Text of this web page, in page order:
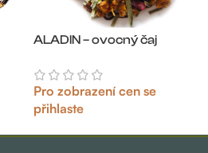
ALADIN – ovocný čaj
Pro zobrazení cen se
přihlaste